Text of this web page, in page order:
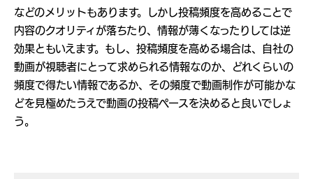
などのメリットもあります。しかし投稿頻度を高めることで
内容のクオリティが落ちたり、情報が薄くなったりしては逆
効果ともいえます。もし、投稿頻度を高める場合は、自社の
動画が視聴者にとって求められる情報なのか、どれくらいの
頻度で得たい情報であるか、その頻度で動画制作が可能かな
どを見極めたうえで動画の投稿ペースを決めると良いでしょ
う。